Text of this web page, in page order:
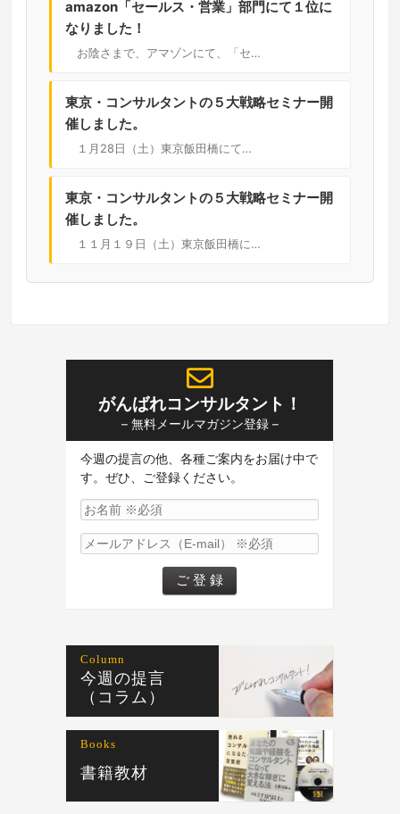
amazon「セールス・営業」部門にて１位に
なりました！
お陰さまで、アマゾンにて、「セ…
東京・コンサルタントの５大戦略セミナー開
催しました。
１月28日（土）東京飯田橋にて…
東京・コンサルタントの５大戦略セミナー開
催しました。
１１月１９日（土）東京飯田橋に…
がんばれコンサルタント！
– 無料メールマガジン登録 –
今週の提言の他、各種ご案内をお届け中で
す。ぜひ、ご登録ください。
Column
今週の提言
（コラム）
Books
書籍教材